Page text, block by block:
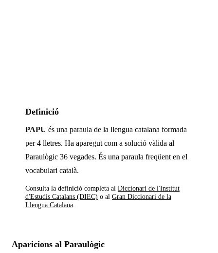
Definició
PAPU és una paraula de la llengua catalana formada
per 4 lletres. Ha aparegut com a solució vàlida al
Paraulògic 36 vegades. És una paraula freqüent en el
vocabulari català.
Consulta la definició completa al Diccionari de l'Institut
d'Estudis Catalans (DIEC) o al Gran Diccionari de la
Llengua Catalana
Aparicions al Paraulògic